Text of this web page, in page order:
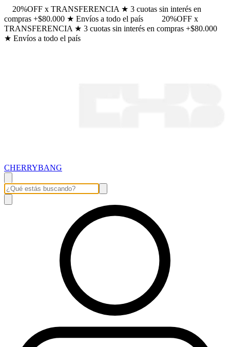
20%OFF x TRANSFERENCIA ★ 3 cuotas sin interés en
compras +$80.000 ★ Envíos a todo el país
20%OFF x
TRANSFERENCIA ★ 3 cuotas sin interés en compras +$80.000
★ Envíos a todo el país
CHERRYBANG